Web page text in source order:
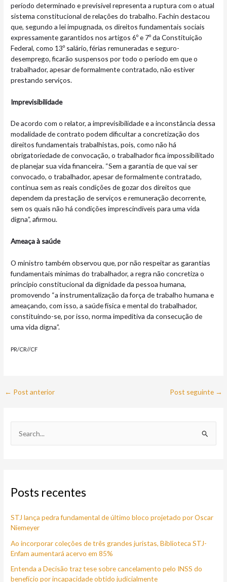
período determinado e previsível representa a ruptura com o atual
sistema constitucional de relações do trabalho. Fachin destacou
que, segundo a lei impugnada, os direitos fundamentais sociais
expressamente garantidos nos artigos 6º e 7º da Constituição
Federal, como 13º salário, férias remuneradas e seguro-
desemprego, ficarão suspensos por todo o período em que o
trabalhador, apesar de formalmente contratado, não estiver
prestando serviços.
Imprevisibilidade
De acordo com o relator, a imprevisibilidade e a inconstância dessa
modalidade de contrato podem dificultar a concretização dos
direitos fundamentais trabalhistas, pois, como não há
obrigatoriedade de convocação, o trabalhador fica impossibilitado
de planejar sua vida financeira. “Sem a garantia de que vai ser
convocado, o trabalhador, apesar de formalmente contratado,
continua sem as reais condições de gozar dos direitos que
dependem da prestação de serviços e remuneração decorrente,
sem os quais não há condições imprescindíveis para uma vida
digna”, afirmou.
Ameaça à saúde
O ministro também observou que, por não respeitar as garantias
fundamentais mínimas do trabalhador, a regra não concretiza o
princípio constitucional da dignidade da pessoa humana,
promovendo “a instrumentalização da força de trabalho humana e
ameaçando, com isso, a saúde física e mental do trabalhador,
constituindo-se, por isso, norma impeditiva da consecução de
uma vida digna”.
PR/CR//CF
← Post anterior Post seguinte →
u
s
a
r
p
o
Posts recentes
STJ lança pedra fundamental de último bloco projetado por Oscar
Niemeyer
Ao incorporar coleções de três grandes juristas, Biblioteca STJ-
Enfam aumentará acervo em 85%
Entenda a Decisão traz tese sobre cancelamento pelo INSS do
benefício por incapacidade obtido judicialmente